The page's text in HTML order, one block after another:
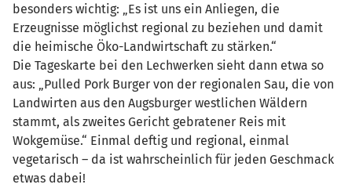
besonders wichtig: „Es ist uns ein Anliegen, die
Erzeugnisse möglichst regional zu beziehen und damit
die heimische Öko-Landwirtschaft zu stärken.“
Die Tageskarte bei den Lechwerken sieht dann etwa so
aus: „Pulled Pork Burger von der regionalen Sau, die von
Landwirten aus den Augsburger westlichen Wäldern
stammt, als zweites Gericht gebratener Reis mit
Wokgemüse.“ Einmal deftig und regional, einmal
vegetarisch – da ist wahrscheinlich für jeden Geschmack
etwas dabei!